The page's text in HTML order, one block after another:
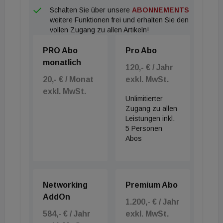
Alfons Metzger, Sachverständiger" firmiert, zeigte
sich gegenüber immoflash von dem Konkurs
dass ein so bekanntes und gesundes Unternehmen
innerhalb von zwei Jahren heruntergewirtschaftet
und in Konkurs geschickt wurde." Was ihm aber
naturgemäß besonders nahe geht: "Es wird
offensichtlich der Versuch unternommen, meinen
Namen in den Schmutz zu ziehen." Nachvollziehbar.
##Doyen der Branche Alfons Metzger kann man
Wiener Gastwirtes und Bruder eines bekannten
Hausverwaltungsgeschäft schon vor drei
Schalten Sie über unsere ABONNEMENTS
weitere Funktionen frei und erhalten Sie den
vollen Zugang zu allen Artikeln!
PRO Abo
monatlich
20,- € / Monat
exkl. MwSt.
Pro Abo
120,- € / Jahr
exkl. MwSt.
Unlimitierter
Zugang zu allen
Leistungen inkl.
5 Personen
Abos
Networking
AddOn
584,- € / Jahr
Premium Abo
1.200,- € / Jahr
exkl. MwSt.